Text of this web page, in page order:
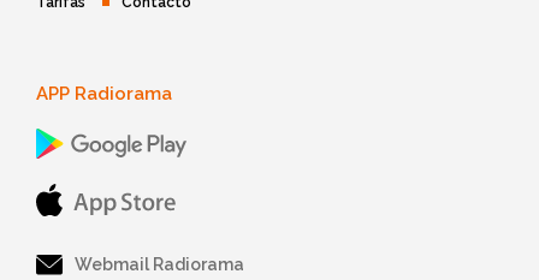
APP Radiorama
Webmail Radiorama